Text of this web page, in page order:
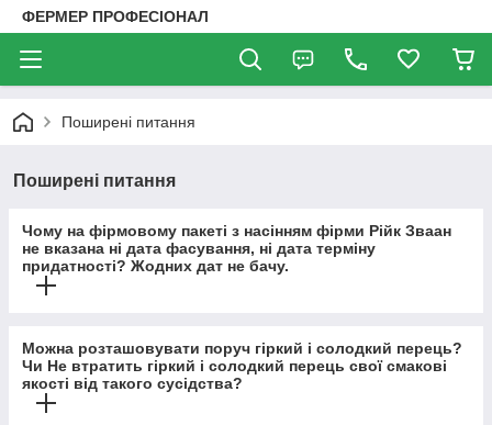
ФЕРМЕР ПРОФЕСІОНАЛ
Поширені питання
Поширені питання
Чому на фірмовому пакеті з насінням фірми Рійк Зваан
не вказана ні дата фасування, ні дата терміну
придатності? Жодних дат не бачу.
Можна розташовувати поруч гіркий і солодкий перець?
Чи Не втратить гіркий і солодкий перець свої смакові
якості від такого сусідства?